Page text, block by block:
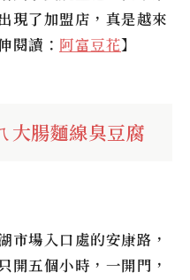
現了加盟店，真是越來
閱讀： 阿富豆花】
大腸麵線臭豆腐
市場入口處的安康路，
開五個小時，一開門，